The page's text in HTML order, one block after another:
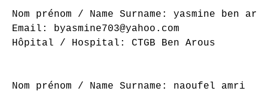
Nom prénom / Name Surname: yasmine ben
Email: byasmine703@yahoo.com
Hôpital / Hospital: CTGB Ben Arous
Nom prénom / Name Surname: naoufel amri